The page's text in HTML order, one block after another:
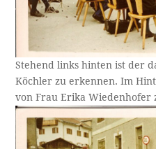
Stehend links hinten ist der
Köchler zu erkennen. Im
von Frau Erika Wiedenhofer